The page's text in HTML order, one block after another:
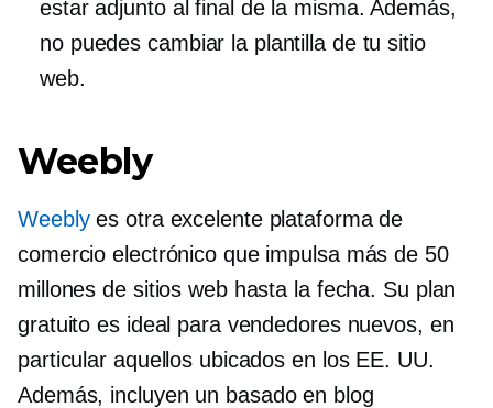
estar adjunto al final de la misma. Además,
no puedes cambiar la plantilla de tu sitio
web.
Weebly
Weeblyes otra excelente plataforma de
comercio electrónico que impulsa más de 50
millones de sitios web hasta la fecha. Su plan
gratuito es ideal para vendedores nuevos, en
particular aquellos ubicados en los EE. UU.
Además, incluyen un basado en blog